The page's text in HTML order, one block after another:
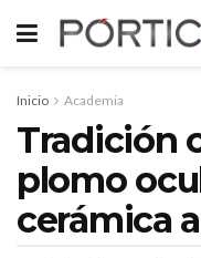
Inicio Academia
Tradición
plomo
cerámica